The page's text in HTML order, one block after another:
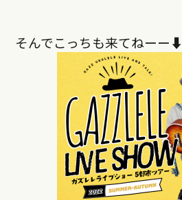
そんでこっちも来てねーー⬇︎